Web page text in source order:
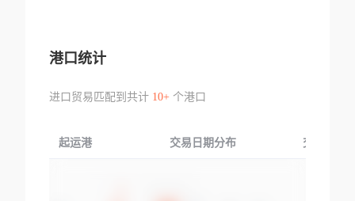
港口统计
进口贸易匹配到共计 10+个港口
起运港 交易日期分布 交易产品